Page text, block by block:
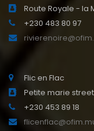
Route Royale - la
+230 483 80 97
Flic en Flac
Petite marie street
+230 453 89 18